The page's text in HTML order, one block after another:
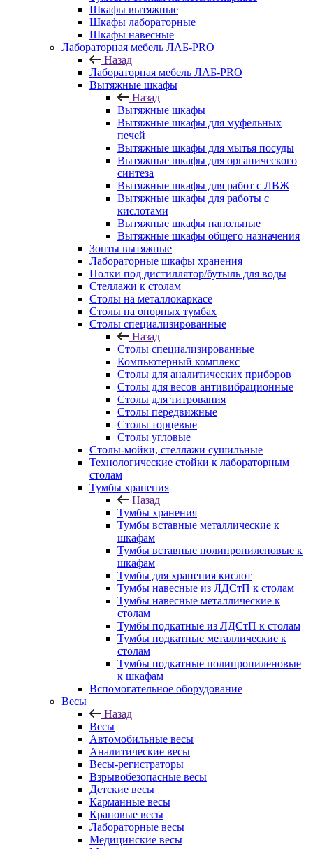
Шкафы вытяжные
Шкафы лабораторные
Шкафы навесные
Лабораторная мебель ЛАБ-PRO
Назад
Лабораторная мебель ЛАБ-PRO
Вытяжные шкафы
Назад
Вытяжные шкафы
Вытяжные шкафы для муфельных
печей
Вытяжные шкафы для мытья посуды
Вытяжные шкафы для органического
синтеза
Вытяжные шкафы для работ с ЛВЖ
Вытяжные шкафы для работы с
кислотами
Вытяжные шкафы напольные
Вытяжные шкафы общего назначения
Зонты вытяжные
Лабораторные шкафы хранения
Полки под дистиллятор/бутыль для воды
Стеллажи к столам
Столы на металлокаркасе
Столы на опорных тумбах
Столы специализированные
Назад
Столы специализированные
Компьютерный комплекс
Столы для аналитических приборов
Столы для весов антивибрационные
Столы для титрования
Столы передвижные
Столы торцевые
Столы угловые
Столы-мойки, стеллажи сушильные
Технологические стойки к лабораторным
столам
Тумбы хранения
Назад
Тумбы хранения
Тумбы вставные металлические к
шкафам
Тумбы вставные полипропиленовые к
шкафам
Тумбы для хранения кислот
Тумбы навесные из ЛДСтП к столам
Тумбы навесные металлические к
столам
Тумбы подкатные из ЛДСтП к столам
Тумбы подкатные металлические к
столам
Тумбы подкатные полипропиленовые
к шкафам
Вспомогательное оборудование
Весы
Назад
Весы
Автомобильные весы
Аналитические весы
Весы-регистраторы
Взрывобезопасные весы
Детские весы
Карманные весы
Крановые весы
Лабораторные весы
Медицинские весы